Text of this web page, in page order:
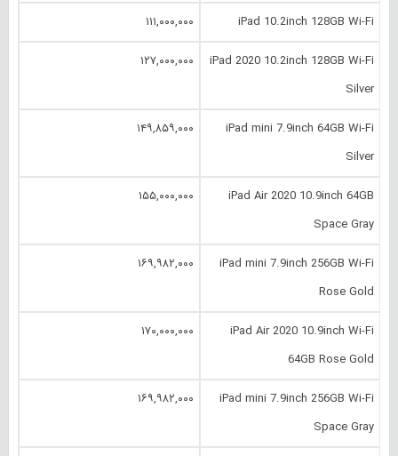
iPad 10.‎2inch 128GB Wi-Fi ۱۱۱,۰۰۰,۰۰۰
iPad 2020 10.‎2inch 128GB Wi-Fi
Silver
۱۲۷,۰۰۰,۰۰۰
iPad mini 7.‎9inch 64GB Wi-Fi
Silver
۱۴۹,۸۵۹,۰۰۰
iPad Air 2020 10.‎9inch 64GB
Space Gray
۱۵۵,۰۰۰,۰۰۰
iPad mini 7.‎9inch 256GB Wi-Fi
Rose Gold
۱۶۹,۹۸۲,۰۰۰
iPad Air 2020 10.‎9inch Wi-Fi
64GB Rose Gold
۱۷۰,۰۰۰,۰۰۰
iPad mini 7.‎9inch 256GB Wi-Fi
Space Gray
۱۶۹,۹۸۲,۰۰۰